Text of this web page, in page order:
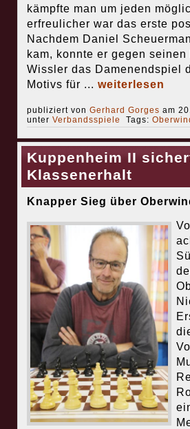
kämpfte man um jeden
erfreulicher war das erste
Nachdem Daniel
kam, konnte er gegen
Wissler das Damenendspiel
Motivs für ... weiterlesen
publiziert von Gerhard Gorges am
unter Verbandsspiele Tags:
Kuppenheim II
Klassenerhalt
Knapper Sieg über